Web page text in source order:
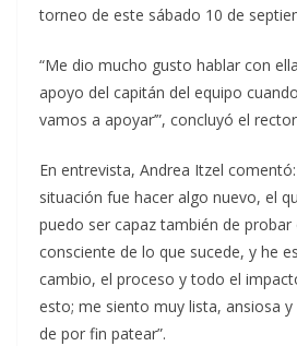
torneo de este sábado 10 de
“Me dio mucho gusto hablar con
apoyo del capitán del equipo
vamos a apoyar’”, concluyó el
En entrevista, Andrea Itzel
situación fue hacer algo nuevo, el
puedo ser capaz también de
consciente de lo que sucede, y he
cambio, el proceso y todo el
esto; me siento muy lista, ansiosa
de por fin patear”.